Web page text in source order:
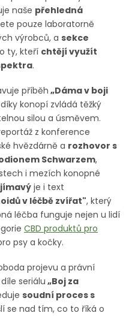
naše přehledná
pouze laboratorně
výrobců, a sekce
ty, kteří chtějí využít
.
příběh „Dáma v boji
konopí zvládá těžký
silou a úsměvem.
z konference
hvězdárně a rozhovor s
Schwarzem,
i mezích konopné
je i text
v léčbě zvířat", který
léčba funguje nejen u lidí
CBD produktů pro
psy a kočky.
projevu a právní
seriálu „Boj za
soudní proces s
se nad tím, co to říká o